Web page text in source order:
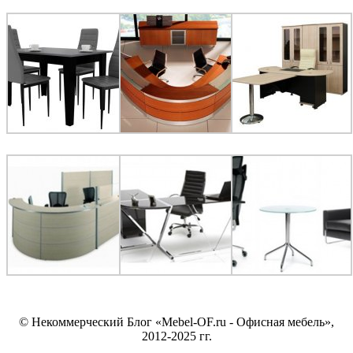
© Некоммерческий Блог «Mebel-OF.ru - Офисная мебель»,
2012-2025 гг.